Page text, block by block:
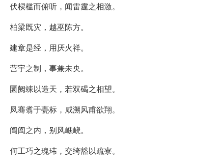
伏棂槛而俯听，闻雷霆之相激。
柏梁既灾，越巫陈方。
建章是经，用厌火祥。
营宇之制，事兼未央。
圜阙竦以造天，若双碣之相望。
凤骞翥于甍标，咸溯风甫欲翔。
阊阖之内，别风嶕峣。
何工巧之瑰玮，交绮豁以疏寮。